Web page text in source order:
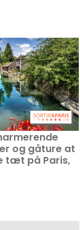
og gåture at
tæt på Paris,